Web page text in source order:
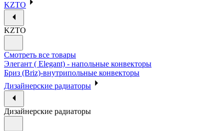
KZTO
KZTO
Смотреть все товары
Элегант ( Elegant) - напольные конвекторы
Бриз (Briz)-внутрипольные конвекторы
Дизайнерские радиаторы
Дизайнерские радиаторы